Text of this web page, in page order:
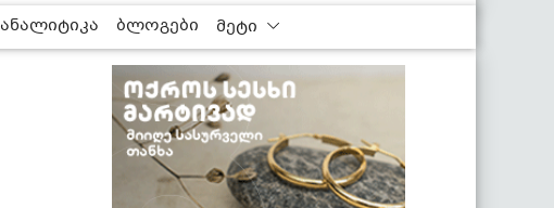
ანალიტიკა ბლოგები მეტი